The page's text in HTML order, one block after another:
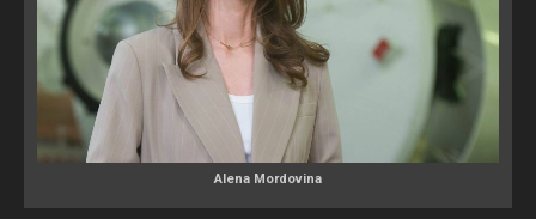
Alena Mordovina